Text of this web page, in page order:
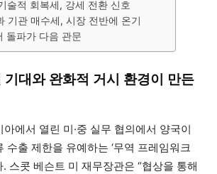
술적 회복세, 강세 전환 신호
기관 매수세, 시장 전반에 온기
돌파가 다음 관문
기대와 완화적 거시 환경이 만든
에서 열린 미·중 실무 협의에서 양국이
수출 제한을 유예하는 ‘무역 프레임워크
. 스콧 베슨트 미 재무장관은 “협상을 통해